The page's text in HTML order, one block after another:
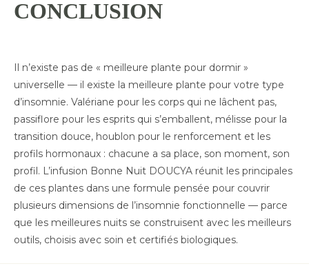
CONCLUSION
Il n’existe pas de « meilleure plante pour dormir »
universelle — il existe la meilleure plante pour votre type
d’insomnie. Valériane pour les corps qui ne lâchent pas,
passiflore pour les esprits qui s’emballent, mélisse pour la
transition douce, houblon pour le renforcement et les
profils hormonaux : chacune a sa place, son moment, son
profil. L’infusion Bonne Nuit DOUCYA réunit les principales
de ces plantes dans une formule pensée pour couvrir
plusieurs dimensions de l’insomnie fonctionnelle — parce
que les meilleures nuits se construisent avec les meilleurs
outils, choisis avec soin et certifiés biologiques.